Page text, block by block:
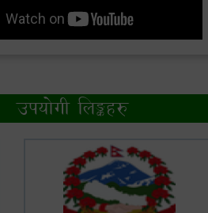
उपयोगी लिङ्कहरु